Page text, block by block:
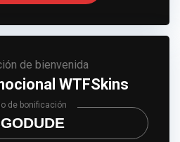
de bienvenida
WTFSkins
de bonificación